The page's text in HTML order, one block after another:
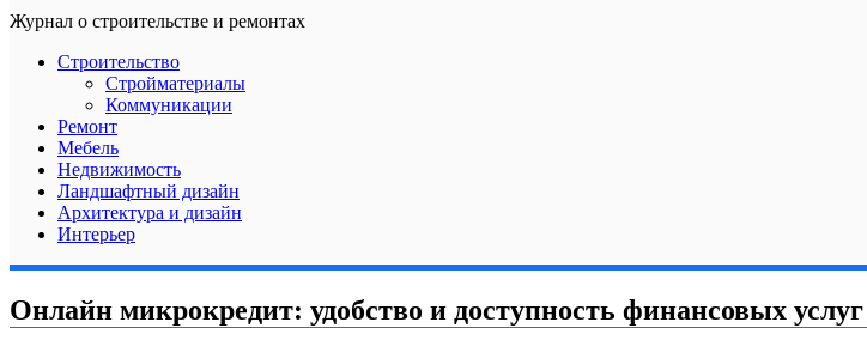
Журнал о строительстве и ремонтах
Строительство
Стройматериалы
Коммуникации
Ремонт
Мебель
Недвижимость
Ландшафтный дизайн
Архитектура и дизайн
Интерьер
Онлайн микрокредит: удобство и доступность финансовых услуг